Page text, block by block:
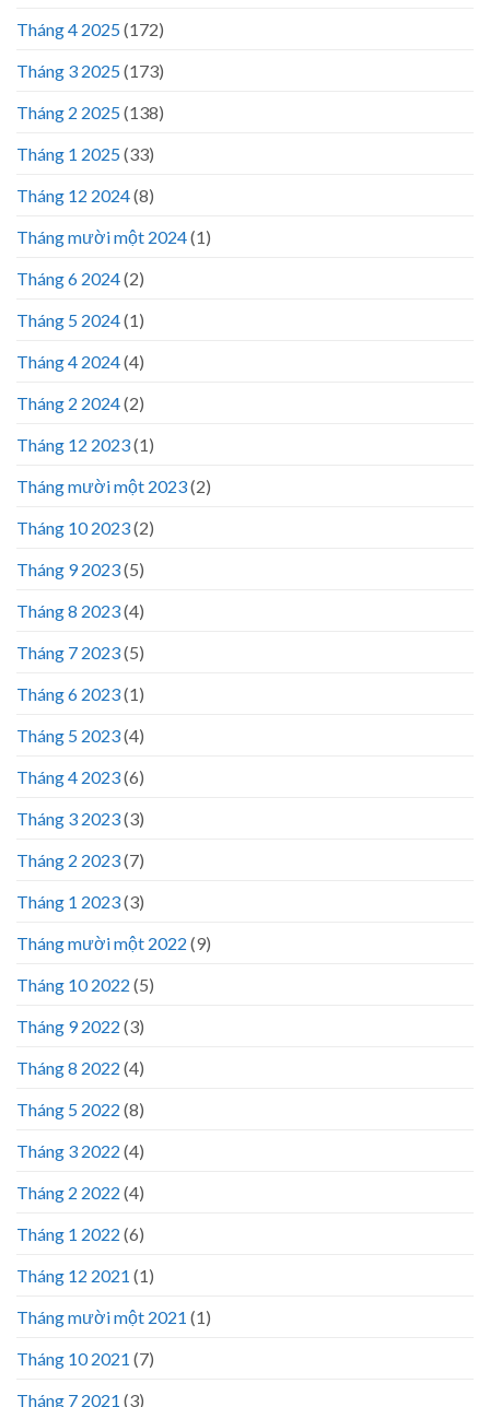
Tháng 4 2025(172)
Tháng 3 2025(173)
Tháng 2 2025(138)
Tháng 1 2025(33)
Tháng 12 2024(8)
Tháng mười một 2024(1)
Tháng 6 2024(2)
Tháng 5 2024(1)
Tháng 4 2024(4)
Tháng 2 2024(2)
Tháng 12 2023(1)
Tháng mười một 2023(2)
Tháng 10 2023(2)
Tháng 9 2023(5)
Tháng 8 2023(4)
Tháng 7 2023(5)
Tháng 6 2023(1)
Tháng 5 2023(4)
Tháng 4 2023(6)
Tháng 3 2023(3)
Tháng 2 2023(7)
Tháng 1 2023(3)
Tháng mười một 2022 (9)
Tháng 10 2022 (5)
Tháng 9 2022 (3)
Tháng 8 2022 (4)
Tháng 5 2022 (8)
Tháng 3 2022 (4)
Tháng 2 2022 (4)
Tháng 1 2022 (6)
Tháng 12 2021 (1)
Tháng mười một 2021 (1)
Tháng 10 2021 (7)
Tháng 7 2021 (3)